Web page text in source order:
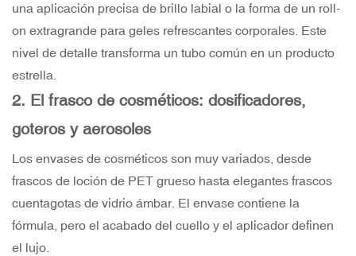
una aplicación precisa de brillo labial o la forma de un roll-
on extragrande para geles refrescantes corporales. Este
nivel de detalle transforma un tubo común en un producto
estrella.
2. El frasco de cosméticos: dosificadores,
goteros y aerosoles
Los envases de cosméticos son muy variados, desde
frascos de loción de PET grueso hasta elegantes frascos
cuentagotas de vidrio ámbar. El envase contiene la
fórmula, pero el acabado del cuello y el aplicador definen
el lujo.